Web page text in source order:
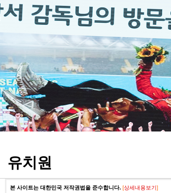
학사일정
일과시간표
성과평가자료
납부금 안내
스쿨버스 운행 안내
급식안내
서식자료실
학부모방
정기고사 기출문제
전-편입 서류양식
입학금/수업료
교복구입안내
유치원
본 사이트는 대한민국 저작권법을 준수합니다. [상세내용보기]